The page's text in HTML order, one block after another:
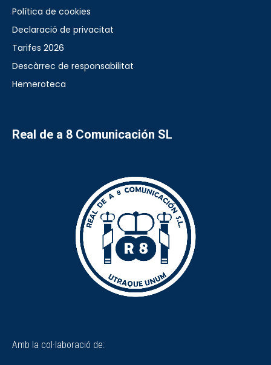
Política de cookies
Declaració de privacitat
Tarifes 2026
Descàrrec de responsabilitat
Hemeroteca
Real de a 8 Comunicación SL
Amb la col·laboració de: